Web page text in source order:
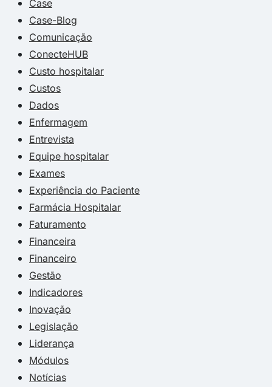
Case
Case-Blog
Comunicação
ConecteHUB
Custo hospitalar
Custos
Dados
Enfermagem
Entrevista
Equipe hospitalar
Exames
Experiência do Paciente
Farmácia Hospitalar
Faturamento
Financeira
Financeiro
Gestão
Indicadores
Inovação
Legislação
Liderança
Módulos
Notícias